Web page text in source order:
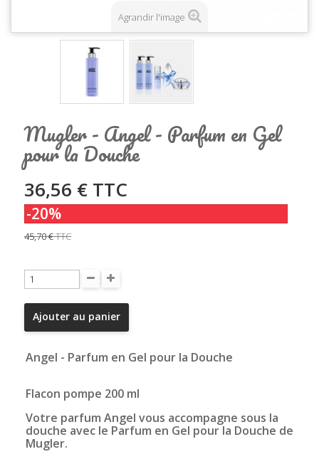
Agrandir l'image
Mugler - Angel - Parfum en Gel
pour la Douche
36,56 € TTC
-20%
45,70 €TTC
Ajouter au panier
Angel - Parfum en Gel pour la Douche
Flacon pompe 200 ml
Votre parfum Angel vous accompagne sous la
douche avec le Parfum en Gel pour la Douche de
Mugler.